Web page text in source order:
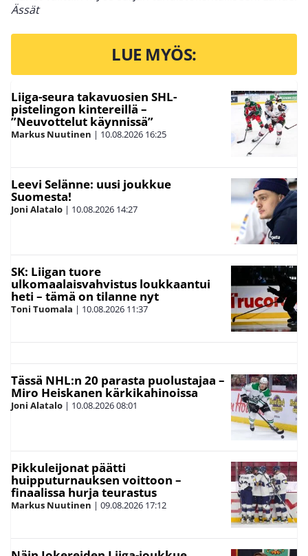
Ässät
LUE MYÖS:
Liiga-seura takavuosien SHL-
pistelingon kintereillä –
”Neuvottelut käynnissä”
Markus Nuutinen | 10.08.2026 16:25
Leevi Selänne: uusi joukkue
Suomesta!
Joni Alatalo | 10.08.2026 14:27
SK: Liigan tuore
ulkomaalaisvahvistus loukkaantui
heti – tämä on tilanne nyt
Toni Tuomala | 10.08.2026 11:37
Tässä NHL:n 20 parasta puolustajaa –
Miro Heiskanen kärkikahinoissa
Joni Alatalo | 10.08.202608:01
Pikkuleijonat päätti
huipputurnauksen voittoon –
finaalissa hurja teurastus
Markus Nuutinen | 09.08.2026 17:12